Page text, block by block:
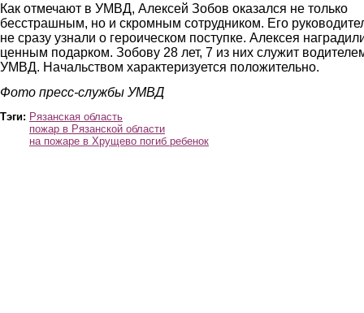
Как отмечают в УМВД, Алексей Зобов оказался не только
бесстрашным, но и скромным сотрудником. Его
не сразу узнали о героическом поступке. Алексея
ценным подарком. Зобову 28 лет, 7 из них служит
УМВД. Начальством характеризуется положительно.
Фото пресс-службы УМВД
Тэги: Рязанская область
пожар в Рязанской области
на пожаре в Хрущево погиб ребенок